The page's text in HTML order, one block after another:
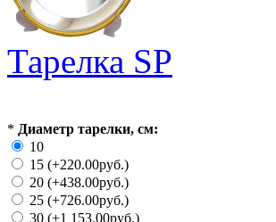
Тарелка SP
* Диаметр тарелки, см:
10
15 (+220.00руб.)
20 (+438.00руб.)
25 (+726.00руб.)
30 (+1 153.00руб.)